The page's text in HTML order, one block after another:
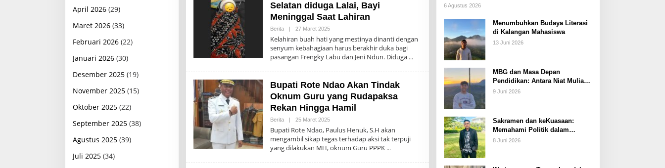
April 2026 (29)
Maret 2026 (33)
Februari 2026 (22)
Januari 2026 (30)
Desember 2025 (19)
November 2025 (15)
Oktober 2025 (22)
September 2025 (38)
Agustus 2025 (39)
Juli 2025 (34)
Selatan diduga Lalai, Bayi
Meninggal Saat Lahiran
Berita 27 Maret 2025O
E
H
N
O
Kelahiran buah hati yang mestinya dinanti dengan
senyum kebahagiaan harus berakhir duka bagi
pasangan Frengky Labu dan Jeni Ndun. Diduga
Bupati Rote Ndao Akan Tindak
Oknum Guru yang Rudapaksa
Rekan Hingga Hamil
Berita 25 Maret 2025O
E
H
N
Bupati Rote Ndao, Paulus Henuk, S.H akan
mengambil sikap tegas terhadap aksi tak terpuji
yang dilakukan MH, oknum Guru PPPK
6 Agustus 2026
Menumbuhkan Budaya Literasi
di Kalangan Mahasiswa
13 Juni 2026
MBG dan Masa Depan
Pendidikan: Antara Niat Mulia
dan Tata Kelola yang Lemah
9 Juni 2026
Sakramen dan keKuasaan:
Memahami Politik dalam
Perspektif Sakramentologi
8 Juni 2026